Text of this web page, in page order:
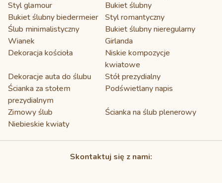
Styl glamour
Bukiet ślubny
Bukiet ślubny biedermeier
Styl romantyczny
Ślub minimalistyczny
Bukiet ślubny nieregularny
Wianek
Girlanda
Dekoracja kościoła
Niskie kompozycje
kwiatowe
Dekoracje auta do ślubu
Stół prezydialny
Ścianka za stołem
prezydialnym
Podświetlany napis
Zimowy ślub
Ścianka na ślub plenerowy
Niebieskie kwiaty
Skontaktuj się z nami: